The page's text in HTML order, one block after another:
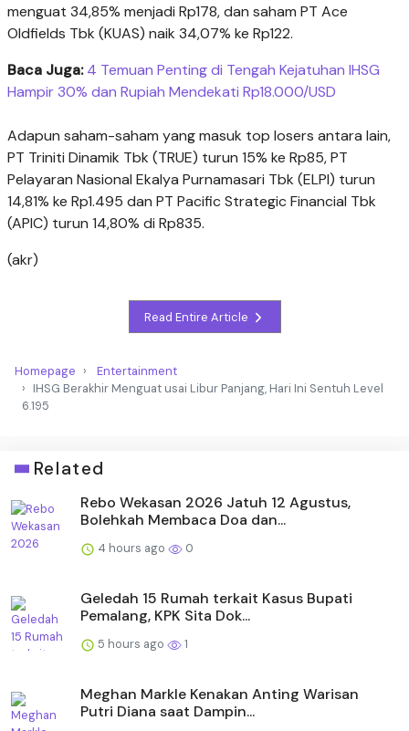
menguat 34,85% menjadi Rp178, dan saham PT Ace
Oldfields Tbk (KUAS) naik 34,07% ke Rp122.
Baca Juga: 4 Temuan Penting di Tengah Kejatuhan IHSG
Hampir 30% dan Rupiah Mendekati Rp18.000/USD
Adapun saham-saham yang masuk top losers antara lain,
PT Triniti Dinamik Tbk (TRUE) turun 15% ke Rp85, PT
Pelayaran Nasional Ekalya Purnamasari Tbk (ELPI) turun
14,81% ke Rp1.495 dan PT Pacific Strategic Financial Tbk
(APIC) turun 14,80% di Rp835.
(akr)
Read Entire Article
Homepage
Entertainment
IHSG Berakhir Menguat usai Libur Panjang, Hari Ini Sentuh Level
6.195
Related
Rebo Wekasan 2026 Jatuh 12 Agustus,
Bolehkah Membaca Doa dan...
4 hours ago 0
Geledah 15 Rumah terkait Kasus Bupati
Pemalang, KPK Sita Dok...
5 hours ago 1
Meghan Markle Kenakan Anting Warisan
Putri Diana saat Dampin...